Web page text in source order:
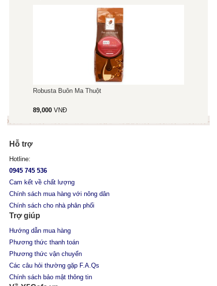
Robusta Buôn Ma Thuột
89,000 VNĐ
Hỗ trợ
Hotline:
0945 745 536
Cam kết về chất lượng
Chính sách mua hàng với nông dân
Chính sách cho nhà phân phối
Trợ giúp
Hướng dẫn mua hàng
Phương thức thanh toán
Phương thức vận chuyển
Các câu hỏi thường gặp F.A.Qs
Chính sách bảo mật thông tin